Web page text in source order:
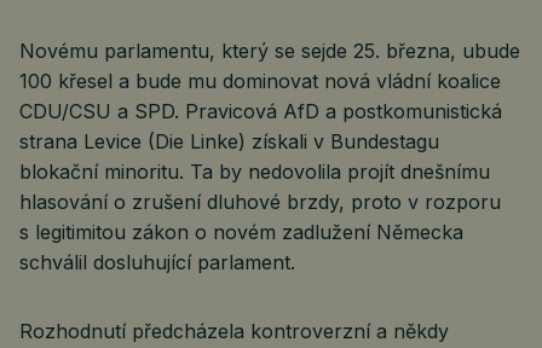
Novému parlamentu, který se sejde 25. března, ubude
100 křesel a bude mu dominovat nová vládní koalice
CDU/CSU a SPD. Pravicová AfD a postkomunistická
strana Levice (Die Linke) získali v Bundestagu
blokační minoritu. Ta by nedovolila projít dnešnímu
hlasování o zrušení dluhové brzdy, proto v rozporu
s legitimitou zákon o novém zadlužení Německa
schválil dosluhující parlament.
Rozhodnutí předcházela kontroverzní a někdy